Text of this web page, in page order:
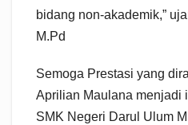
bidang non-akademik,”
M.Pd
Semoga Prestasi yang
Aprilian Maulana menjadi
SMK Negeri Darul Ulum